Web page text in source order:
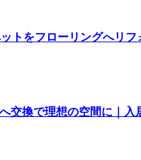
トをフローリングへリフ
交換で理想の空間に｜入